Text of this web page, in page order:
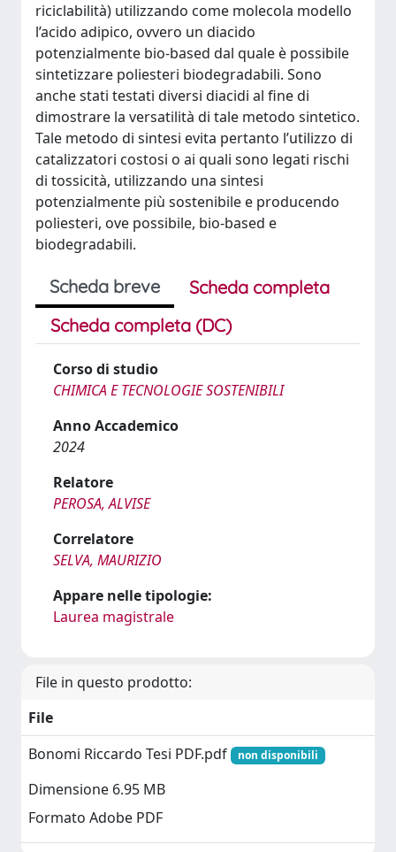
riciclabilità) utilizzando come molecola modello
l’acido adipico, ovvero un diacido
potenzialmente bio-based dal quale è possibile
sintetizzare poliesteri biodegradabili. Sono
anche stati testati diversi diacidi al fine di
dimostrare la versatilità di tale metodo sintetico.
Tale metodo di sintesi evita pertanto l’utilizzo di
catalizzatori costosi o ai quali sono legati rischi
di tossicità, utilizzando una sintesi
potenzialmente più sostenibile e producendo
poliesteri, ove possibile, bio-based e
biodegradabili.
Scheda breve
Scheda completa
Scheda completa (DC)
Corso di studio
CHIMICA E TECNOLOGIE SOSTENIBILI
Anno Accademico
2024
Relatore
PEROSA, ALVISE
Correlatore
SELVA, MAURIZIO
Appare nelle tipologie:
Laurea magistrale
File in questo prodotto:
File
Bonomi Riccardo Tesi PDF.pdf
non disponibili
Dimensione 6.95 MB
Formato Adobe PDF